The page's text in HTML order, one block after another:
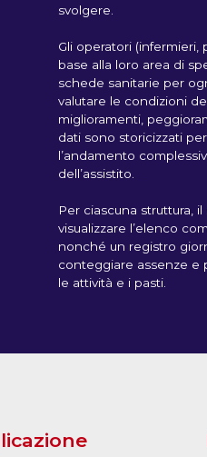
svolgere.
Gli operatori (infermieri,
base alla loro area di
schede sanitarie per
valutare le condizioni
miglioramenti,
dati sono storicizzati
l’andamento
dell’assistito.
Per ciascuna struttura,
visualizzare l’elenco
nonché un registro
conteggiare assenze e
le attività e i pasti.